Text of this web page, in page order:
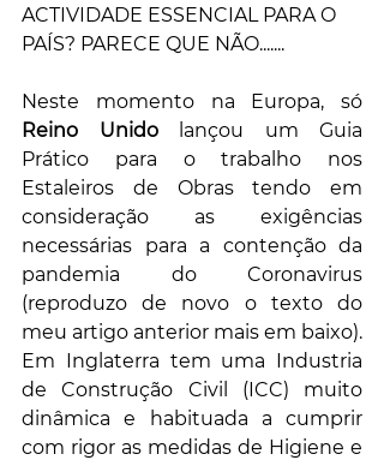
ACTIVIDADE ESSENCIAL PARA O
PAÍS? PARECE QUE NÃO.......
Reino Unido lançou um Guia
Prático para o trabalho nos
Estaleiros de Obras tendo em
consideração as exigências
necessárias para a contenção da
pandemia do Coronavirus
(reproduzo de novo o texto do
meu artigo anterior mais em baixo).
Em Inglaterra tem uma Industria
de Construção Civil (ICC) muito
dinâmica e habituada a cumprir
com rigor as medidas de Higiene e